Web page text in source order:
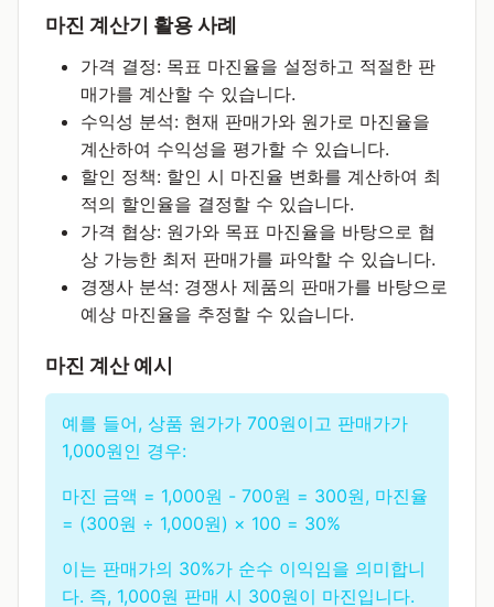
마진 계산기 활용 사례
가격 결정: 목표 마진율을 설정하고 적절한 판
매가를 계산할 수 있습니다.
수익성 분석: 현재 판매가와 원가로 마진율을
계산하여 수익성을 평가할 수 있습니다.
할인 정책: 할인 시 마진율 변화를 계산하여 최
적의 할인율을 결정할 수 있습니다.
가격 협상: 원가와 목표 마진율을 바탕으로 협
상 가능한 최저 판매가를 파악할 수 있습니다.
경쟁사 분석: 경쟁사 제품의 판매가를 바탕으로
예상 마진율을 추정할 수 있습니다.
마진 계산 예시
예를 들어, 상품 원가가 700원이고 판매가가
1,000원인 경우:
마진 금액 = 1,000원 - 700원 = 300원, 마진율
= (300원 ÷ 1,000원) × 100 = 30%
이는 판매가의 30%가 순수 이익임을 의미합니
다. 즉, 1,000원 판매 시 300원이 마진입니다.